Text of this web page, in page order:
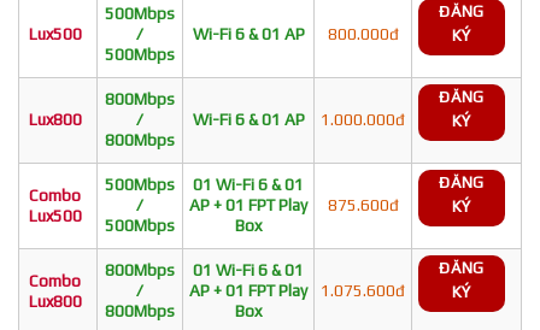
Lux500
500Mbps
/
500Mbps
Wi-Fi 6 & 01 AP 800.000đ
ĐĂNG
KÝ
Lux800
800Mbps
/
800Mbps
Wi-Fi 6 & 01 AP 1.000.000đ
ĐĂNG
KÝ
Combo
Lux500
500Mbps
/
500Mbps
01 Wi-Fi 6 & 01
AP + 01 FPT Play
Box
875.600đ
ĐĂNG
KÝ
Combo
Lux800
800Mbps
/
800Mbps
01 Wi-Fi 6 & 01
AP + 01 FPT Play
Box
1.075.600đ
ĐĂNG
KÝ